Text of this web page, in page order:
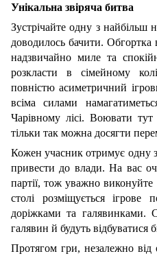
Унікальна звіряча битва
Зустрічайте одну з найбільш
доводилось бачити.
надзвичайно миле та
розкласти в сімейному
повністю асиметричний
всіма силами
Чарівному лісі. Воювати
тільки так можна досягти
Кожен учасник отримує одну
привести до влади. На вас
партії, тож уважно виконуйте
столі розміщується
доріжками та галявинками.
галявин й будуть відбуватися
Протягом гри, незалежно від